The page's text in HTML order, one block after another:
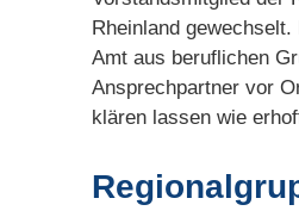
Rheinland
Amt aus beruflichen
Ansprechpartner vor
klären lassen wie